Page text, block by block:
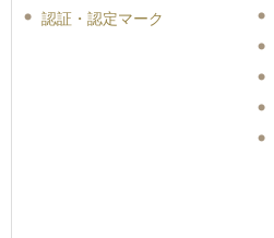
認証・認定マーク